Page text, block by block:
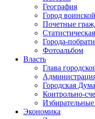
География
Город
Почетные
Города-
Фотоальбом
Власть
Глава
Городская Дума
Контрольно-
Экономика